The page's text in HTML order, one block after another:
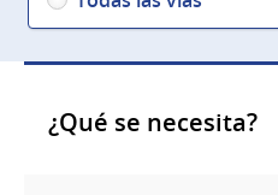
¿Qué se necesita?